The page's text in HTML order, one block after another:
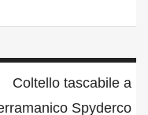
Coltello tascabile a
Spyderco